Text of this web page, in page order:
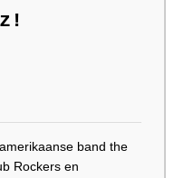
band the
Rockers en